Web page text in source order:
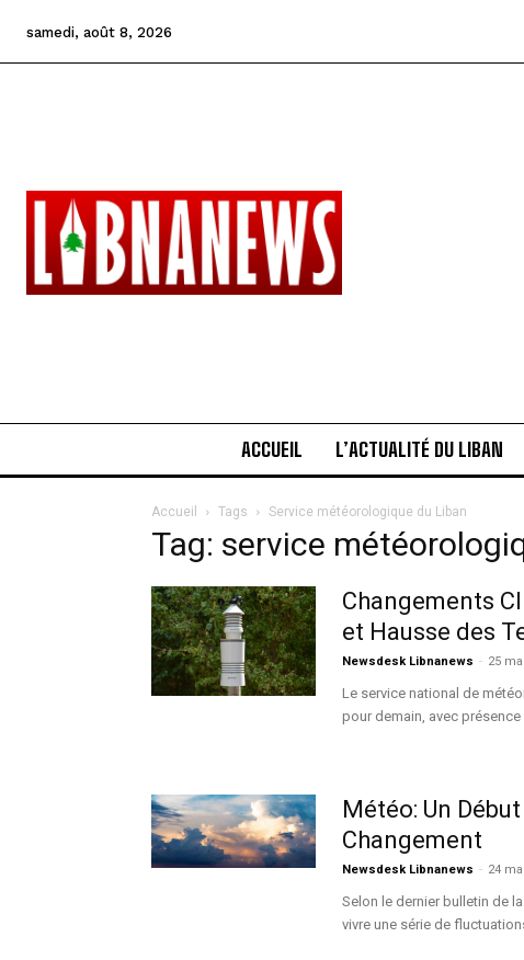
samedi, août 8, 2026
ACCUEIL L’ACTUALITÉ DU LIBAN
Accueil Tags Service météorologique du Liban
Tag: service
Changements
et Hausse des
Newsdesk Libnanews - 25
Le service national de
pour demain, avec
Météo: Un
Changement
Newsdesk Libnanews - 24
Selon le dernier bulletin de
vivre une série de